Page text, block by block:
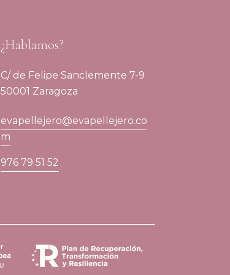
¿Hablamos?
C/ de Felipe Sanclemente 7-9
50001 Zaragoza
evapellejero@evapellejero.co
m
976 79 51 52